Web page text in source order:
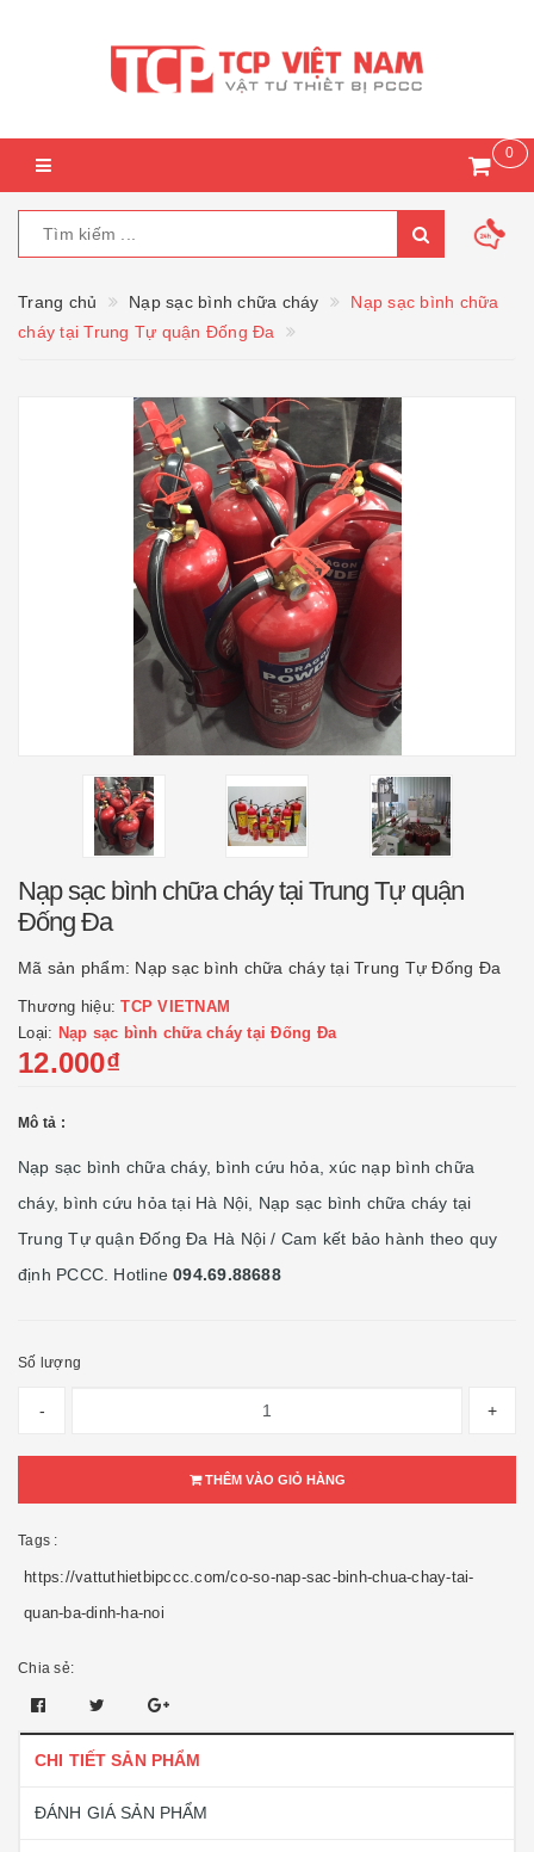
0
Trang chủ Nạp sạc bình chữa cháy
Nạp sạc bình chữa
cháy tại Trung Tự quận Đống Đa
Nạp sạc bình chữa cháy tại Trung Tự quận
Đống Đa
Mã sản phẩm: Nạp sạc bình chữa cháy tại Trung Tự Đống Đa
Thương hiệu:TCP VIETNAM
Loại: Nạp sạc bình chữa cháy tại Đống Đa
12.000₫
Mô tả :
Nạp sạc bình chữa cháy, bình cứu hỏa, xúc nạp bình chữa
cháy, bình cứu hỏa tại Hà Nội, Nạp sạc bình chữa cháy tại
Trung Tự quận Đống Đa Hà Nội / Cam kết bảo hành theo quy
định PCCC. Hotline094.69.88688
Số lượng
- +
THÊM VÀO GIỎ HÀNG
Tags :
https://vattuthietbipccc.com/co-so-nap-sac-binh-chua-chay-tai-
quan-ba-dinh-ha-noi
Chia sẻ:
CHI TIẾT SẢN PHẨM
ĐÁNH GIÁ SẢN PHẨM